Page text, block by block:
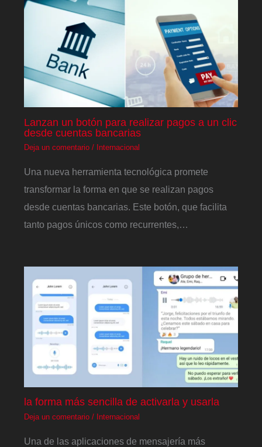
Lanzan un botón para realizar pagos a un clic
desde cuentas bancarias
Deja un comentario / Internacional
Una nueva herramienta tecnológica promete
transformar la forma en que se realizan pagos
desde cuentas bancarias. Este botón, que facilita
tanto pagos únicos como recurrentes,…
la forma más sencilla de activarla y usarla
Deja un comentario / Internacional
Una de las aplicaciones de mensajería más